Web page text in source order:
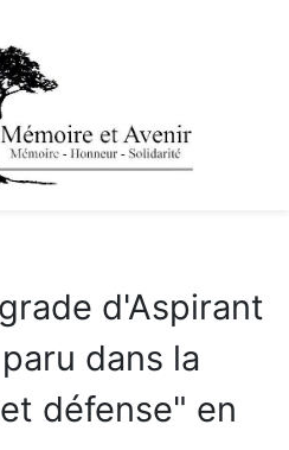
d'Aspirant
dans la
défense" en